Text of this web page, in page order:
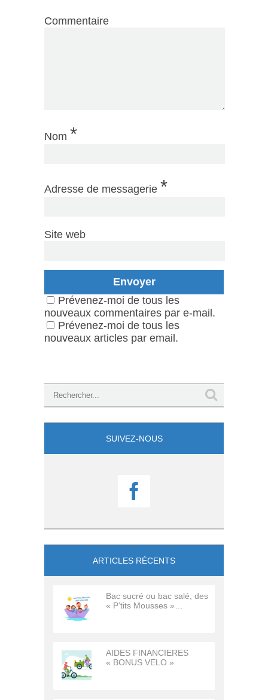
Commentaire
Nom *
Adresse de messagerie *
Site web
Prévenez-moi de tous les
nouveaux commentaires par e-mail.
Prévenez-moi de tous les
nouveaux articles par email.
SUIVEZ-NOUS

ARTICLES RÉCENTS
Bac sucré ou bac salé, des
« P’tits Mousses »…
AIDES FINANCIERES
« BONUS VELO »